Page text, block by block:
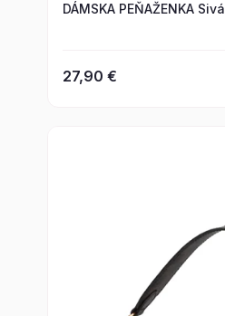
DÁMSKA PEŇAŽENKA Sivá
27,90 €